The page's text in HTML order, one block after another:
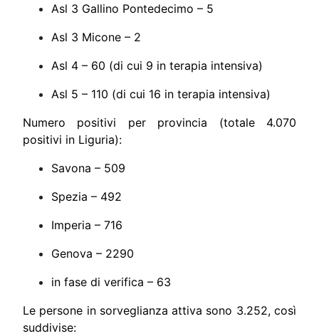
Asl 3 Gallino Pontedecimo – 5
Asl 3 Micone – 2
Asl 4 – 60 (di cui 9 in terapia intensiva)
Asl 5 – 110 (di cui 16 in terapia intensiva)
Numero positivi per provincia (totale 4.070
positivi in Liguria):
Savona – 509
Spezia – 492
Imperia – 716
Genova – 2290
in fase di verifica – 63
Le persone in sorveglianza attiva sono 3.252, così
suddivise: